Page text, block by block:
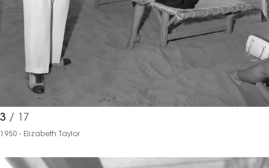
3 / 17
1950 - Elizabeth Taylor